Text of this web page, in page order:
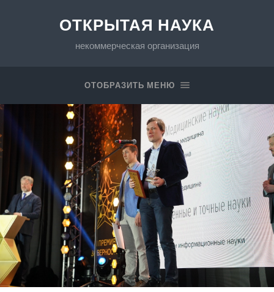
ОТКРЫТАЯ НАУКА
некоммерческая организация
ОТОБРАЗИТЬ МЕНЮ